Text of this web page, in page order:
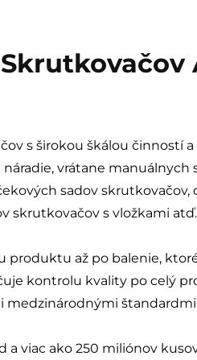
s širokou škálou činností
vrátane
sadov
s vložkami
produktu až po balenie,
kontrolu kvality po celý
viac ako 250 miliónov